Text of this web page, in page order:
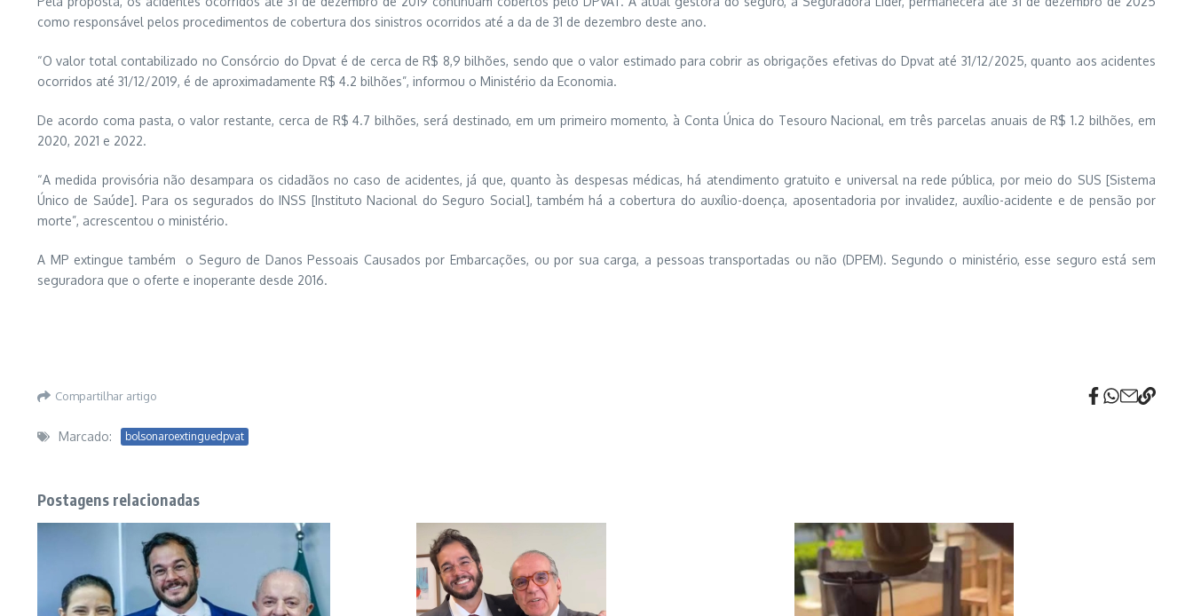
como responsável pelos procedimentos de cobertura dos sinistros ocorridos até a da de 31 de dezembro deste ano.
“O valor total contabilizado no Consórcio do Dpvat é de cerca de R$ 8,9 bilhões, sendo que o valor estimado para cobrir as obrigações efetivas do Dpvat até 31/12/2025, quanto aos acidentes
ocorridos até 31/12/2019, é de aproximadamente R$ 4.2 bilhões”, informou o Ministério da Economia.
De acordo coma pasta, o valor restante, cerca de R$ 4.7 bilhões, será destinado, em um primeiro momento, à Conta Única do Tesouro Nacional, em três parcelas anuais de R$ 1.2 bilhões, em
2020, 2021 e 2022.
“A medida provisória não desampara os cidadãos no caso de acidentes, já que, quanto às despesas médicas, há atendimento gratuito e universal na rede pública, por meio do SUS [Sistema
Único de Saúde]. Para os segurados do INSS [Instituto Nacional do Seguro Social], também há a cobertura do auxílio-doença, aposentadoria por invalidez, auxílio-acidente e de pensão por
morte”, acrescentou o ministério.
A MP extingue também o Seguro de Danos Pessoais Causados por Embarcações, ou por sua carga, a pessoas transportadas ou não (DPEM). Segundo o ministério, esse seguro está sem
seguradora que o oferte e inoperante desde 2016.
Compartilhar artigo
Marcado: bolsonaroextinguedpvat
Postagens relacionadas